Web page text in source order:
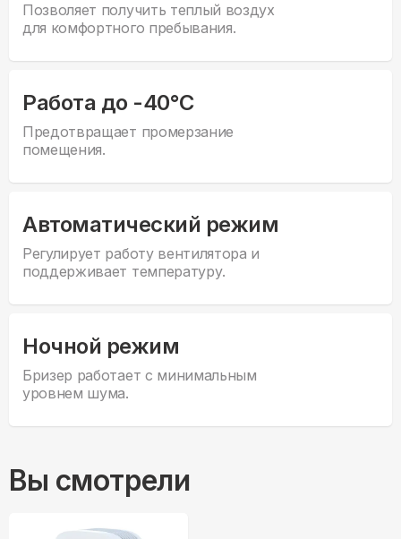
Позволяет получить теплый воздух
для комфортного пребывания.
Работа до -40°С
Предотвращает промерзание
помещения.
Автоматический режим
Регулирует работу вентилятора и
поддерживает температуру.
Ночной режим
Бризер работает с минимальным
уровнем шума.
Вы смотрели